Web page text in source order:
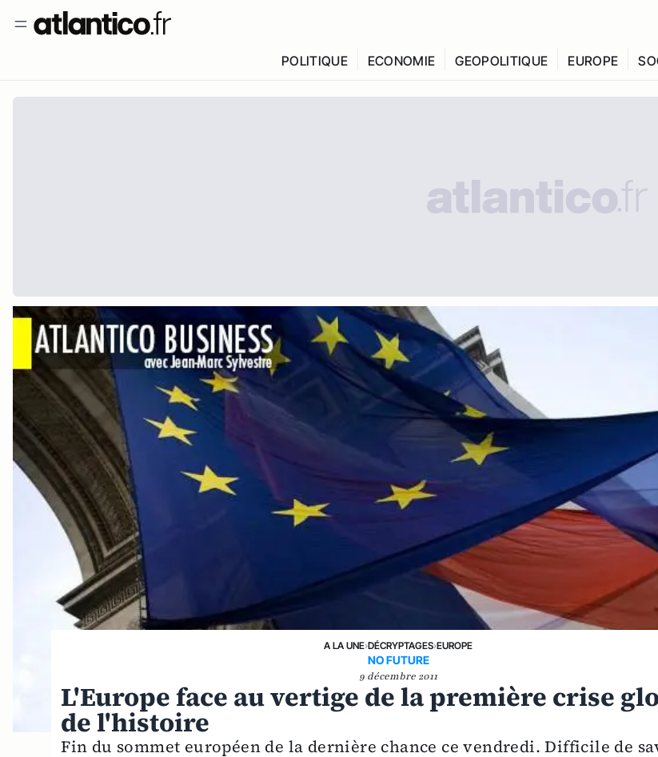
POLITIQUE ECONOMIE GEOPOLITIQUE EUROPE
A LA UNE›DÉCRYPTAGES›EUROPE
NO FUTURE
9 décembre 2011
L'Europe face au vertige de la première crise
de l'histoire
Fin du sommet européen de la dernière chance ce vendredi. Difficile de